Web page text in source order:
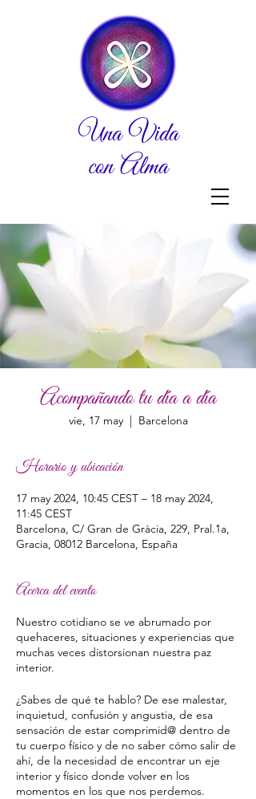
Una Vida
con Alma
Acompañando tu día a día
vie, 17 may
  |
Barcelona
Horario y ubicación
17 may 2024, 10:45 CEST – 18 may 2024,
11:45 CEST
Barcelona, C/ Gran de Gràcia, 229, Pral.1a,
Gracia, 08012 Barcelona, España
Acerca del evento
Nuestro cotidiano se ve abrumado por
quehaceres, situaciones y experiencias que
muchas veces distorsionan nuestra paz
interior.
¿Sabes de qué te hablo? De ese malestar,
inquietud, confusión y angustia, de esa
sensación de estar comprimid@ dentro de
tu cuerpo físico y de no saber cómo salir de
ahí, de la necesidad de encontrar un eje
interior y físico donde volver en los
momentos en los que nos perdemos.